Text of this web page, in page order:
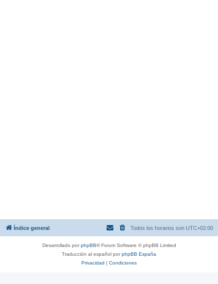
Índice general Todos los horarios son UTC+02:00
Desarrollado porphpBB® Forum Software © phpBB Limited
Traducción al español porphpBB España
Privacidad | Condiciones